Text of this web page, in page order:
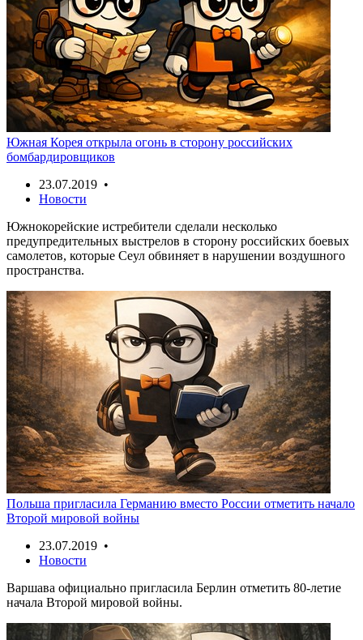
Южная Корея открыла огонь в сторону российских
бомбардировщиков
23.07.2019 •
Новости
Южнокорейские истребители сделали несколько
предупредительных выстрелов в сторону российских боевых
самолетов, которые Сеул обвиняет в нарушении воздушного
пространства.
Польша пригласила Германию вместо России отметить начало
Второй мировой войны
23.07.2019 •
Новости
Варшава официально пригласила Берлин отметить 80-летие
начала Второй мировой войны.